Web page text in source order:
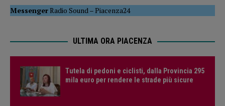
MessengerRadio Sound –Piacenza24
ULTIMA ORA PIACENZA
Tutela di pedoni e ciclisti, dalla Provincia 295
mila euro per rendere le strade più sicure